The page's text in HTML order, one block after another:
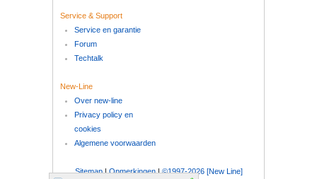
Service & Support
Service en garantie
Forum
Techtalk
New-Line
Over new-line
Privacy policy en
cookies
Algemene voorwaarden
Sitemap|Opmerkingen|©1997-2026 [New Line]